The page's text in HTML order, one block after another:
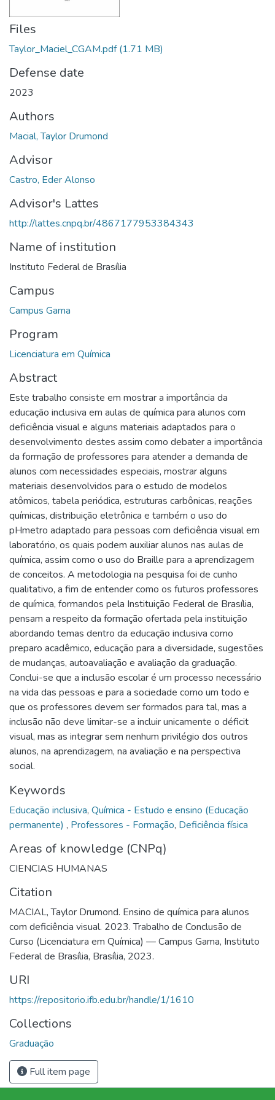
Files
Taylor_Maciel_CGAM.pdf(1.71 MB)
Defense date
2023
Authors
Macial, Taylor Drumond
Advisor
Castro, Eder Alonso
Advisor's Lattes
http://lattes.cnpq.br/4867177953384343
Name of institution
Instituto Federal de Brasília
Campus
Campus Gama
Program
Licenciatura em Química
Abstract
Este trabalho consiste em mostrar a importância da
educação inclusiva em aulas de química para alunos com
deficiência visual e alguns materiais adaptados para o
desenvolvimento destes assim como debater a importância
da formação de professores para atender a demanda de
alunos com necessidades especiais, mostrar alguns
materiais desenvolvidos para o estudo de modelos
atômicos, tabela periódica, estruturas carbônicas, reações
químicas, distribuição eletrônica e também o uso do
pHmetro adaptado para pessoas com deficiência visual em
laboratório, os quais podem auxiliar alunos nas aulas de
química, assim como o uso do Braille para a aprendizagem
de conceitos. A metodologia na pesquisa foi de cunho
qualitativo, a fim de entender como os futuros professores
de química, formandos pela Instituição Federal de Brasília,
pensam a respeito da formação ofertada pela instituição
abordando temas dentro da educação inclusiva como
preparo acadêmico, educação para a diversidade, sugestões
de mudanças, autoavaliação e avaliação da graduação.
Conclui-se que a inclusão escolar é um processo necessário
na vida das pessoas e para a sociedade como um todo e
que os professores devem ser formados para tal, mas a
inclusão não deve limitar-se a incluir unicamente o déficit
visual, mas as integrar sem nenhum privilégio dos outros
alunos, na aprendizagem, na avaliação e na perspectiva
social.
Keywords
Educação inclusiva, Química - Estudo e ensino (Educação
permanente) , Professores - Formação, Deficiência física
Areas of knowledge (CNPq)
CIENCIAS HUMANAS
Citation
MACIAL, Taylor Drumond. Ensino de química para alunos
com deficiência visual. 2023. Trabalho de Conclusão de
Curso (Licenciatura em Química) — Campus Gama, Instituto
Federal de Brasília, Brasília, 2023.
URI
https://repositorio.ifb.edu.br/handle/1/1610
Collections
Graduação
Full item page